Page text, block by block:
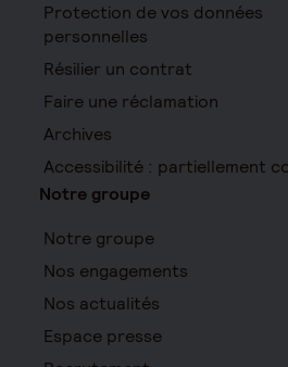
Protection de vos données
personnelles
Résilier un contrat
Faire une réclamation
Archives
Accessibilité : partiellement
Notre groupe
Notre groupe
Nos engagements
Nos actualités
Espace presse